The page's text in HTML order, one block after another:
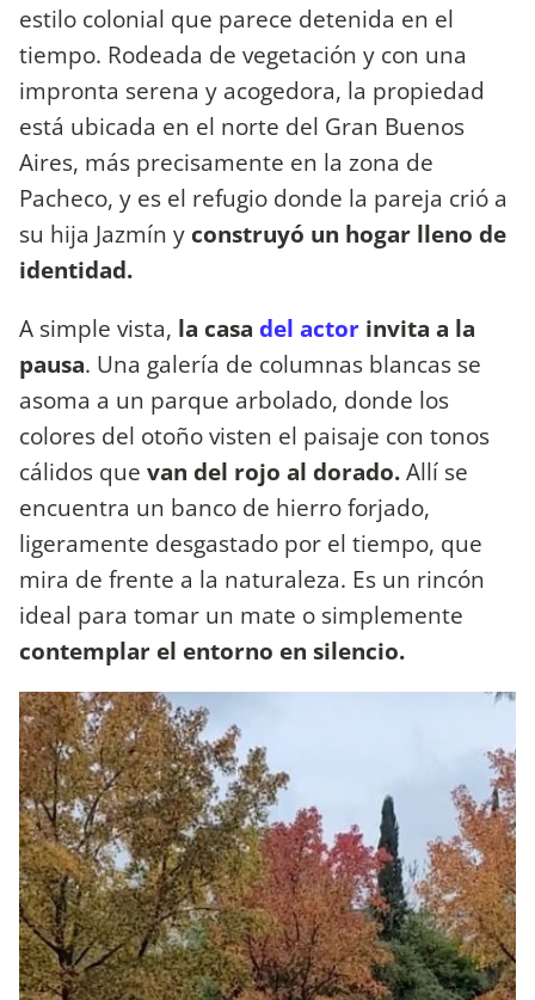
estilo colonial que parece detenida en el
tiempo. Rodeada de vegetación y con una
impronta serena y acogedora, la propiedad
está ubicada en el norte del Gran Buenos
Aires, más precisamente en la zona de
Pacheco, y es el refugio donde la pareja crió a
su hija Jazmín y construyó un hogar lleno de
identidad.
A simple vista, la casa del actor invita a la
pausa. Una galería de columnas blancas se
asoma a un parque arbolado, donde los
colores del otoño visten el paisaje con tonos
cálidos que van del rojo al dorado.Allí se
encuentra un banco de hierro forjado,
ligeramente desgastado por el tiempo, que
mira de frente a la naturaleza. Es un rincón
ideal para tomar un mate o simplemente
contemplar el entorno en silencio.